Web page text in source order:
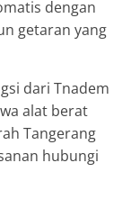
dengan
getaran yang
dari Tnadem
alat berat
Tangerang
hubungi